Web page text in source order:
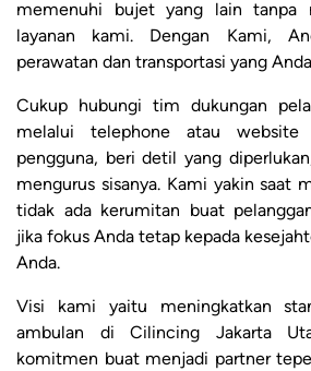
memenuhi bujet yang lain tanpa
layanan kami. Dengan Kami,
perawatan dan transportasi yang
Cukup hubungi tim dukungan
melalui telephone atau
pengguna, beri detil yang
mengurus sisanya. Kami yakin saat
tidak ada kerumitan buat
jika fokus Anda tetap kepada
Anda.
Visi kami yaitu meningkatkan
ambulan di Cilincing Jakarta
komitmen buat menjadi partner